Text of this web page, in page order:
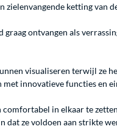
zielenvangende ketting van
ontvangen als
visualiseren terwijl ze
innovatieve functies en
in elkaar te
dat ze voldoen aan strikte